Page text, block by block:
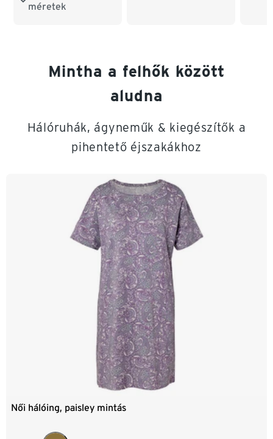
méretek
XXL 52/54Mintha a felhők között
aludna
Hálóruhák, ágyneműk & kiegészítők a
pihentető éjszakákhoz
Női hálóing, paisley mintás